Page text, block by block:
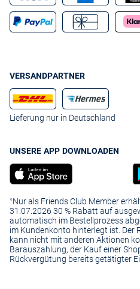
und filtern Sie unsere Jungen
So finden Sie mühelos das neue
Sicherheit gefallen wird!
VERSANDPARTNER
Lieferung nur in Deutschland
UNSERE APP DOWNLOADEN
¹Nur als Friends Club Member
31.07.2026 30 % Rabatt auf
automatisch im Bestellprozess
im Kundenkonto hinterlegt ist.
kann nicht mit anderen Aktionen
Barauszahlung, der Kauf einer
Rückvergütung bereits getätigter